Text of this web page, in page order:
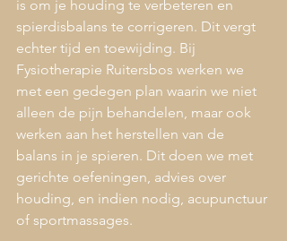
is om je houding te verbeteren en
spierdisbalans te corrigeren. Dit vergt
echter tijd en toewijding. Bij
Fysiotherapie Ruitersbos werken we
met een gedegen plan waarin we niet
alleen de pijn behandelen, maar ook
werken aan het herstellen van de
balans in je spieren. Dit doen we met
gerichte oefeningen, advies over
houding, en indien nodig, acupunctuur
of sportmassages.